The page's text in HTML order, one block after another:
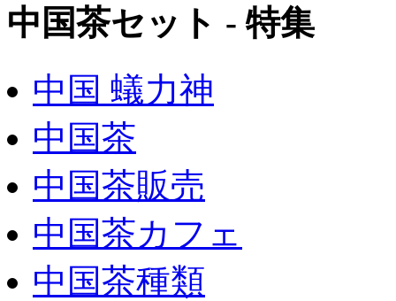
中国茶セット - 特集
中国 蟻力神
中国茶
中国茶販売
中国茶カフェ
中国茶種類